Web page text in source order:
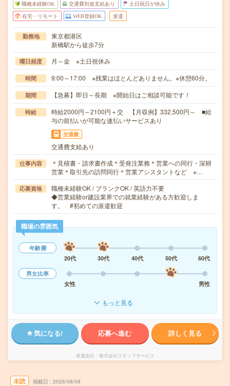
職種未経験OK 交通費別途支給あり 土日祝日が休み
在宅・リモート WEB登録OK 派遣
勤務地
東京都港区
新橋駅から徒歩7分
曜日頻度 月～金 ※土日祝休み
時間 9:00～17:00 ※残業はほとんどありません。※休憩60分。
期間 【急募】即日～長期 ※開始日はご相談可能です！
時給
時給2000円～2100円＋交 【月収例】332,500円～ ■給
与の前払いが可能な速払いサービスあり
交通費
交通費支給あり
仕事内容
＊見積書・請求書作成＊受発注業務＊営業への同行・深耕
営業＊取引先の訪問同行＊営業アシスタントなど ※…
応募資格
職種未経験OK / ブランクOK / 英語力不要
◆営業経験or建設業界での就業経験がある方歓迎しま
す。 #初めての派遣歓迎
職場の雰囲気
年齢層
20代
30代 40代 50代
60代
男女比率
女性
男性
もっと見る
気になる! 応募へ進む 詳しく見る
派遣会社 株式会社スタッフサービス
未読 掲載日 2026/08/08